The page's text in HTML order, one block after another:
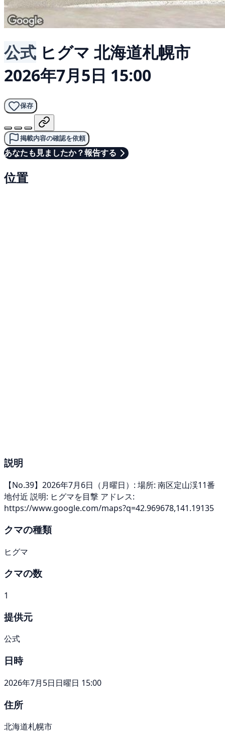
公式 ヒグマ 北海道札幌市
2026年7月5日 15:00
保存
掲載内容の確認を依頼
あなたも見ましたか？報告する
位置
説明
【No.39】2026年7月6日（月曜日）: 場所: 南区定山渓11番
地付近 説明: ヒグマを目撃 アドレス:
https://www.google.com/maps?q=42.969678,141.19135
クマの種類
ヒグマ
クマの数
1
提供元
公式
日時
2026年7月5日日曜日 15:00
住所
北海道札幌市